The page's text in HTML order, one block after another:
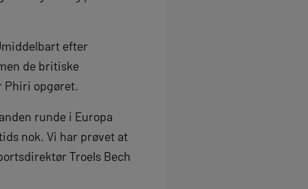
efter
de britiske
Phiri opgøret.
runde i Europa
nok. Vi har prøvet at
Troels Bech